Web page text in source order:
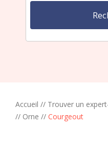
Accueil // Trouver un
// Orne // Courgeout